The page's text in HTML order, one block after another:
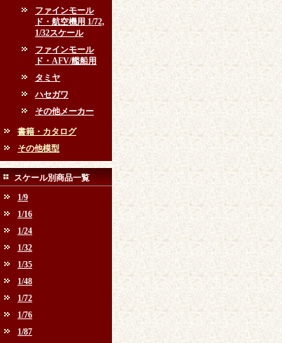
ファインモール
ド・航空機用 1/72,
1/32スケール
ファインモール
ド・AFV/艦船用
タミヤ
ハセガワ
その他メーカー
書籍・カタログ
その他模型
スケール別商品一覧
1/9
1/16
1/24
1/32
1/35
1/48
1/72
1/76
1/87